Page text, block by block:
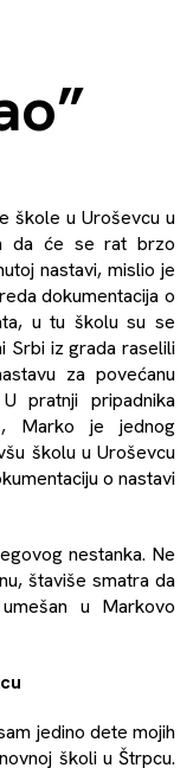
škole u Uroševcu u
da će se rat brzo
nastavi, mislio je
dokumentacija o
u tu školu su se
Srbi iz grada raselili
za povećanu
pratnji pripadnika
Marko je jednog
školu u Uroševcu
o nastavi
nestanka. Ne
štaviše smatra da
u Markovo
jedino dete mojih
školi u Štrpcu.